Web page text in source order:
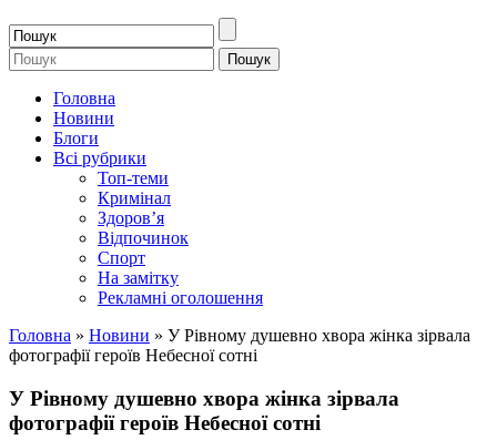
Головна
Новини
Блоги
Всі рубрики
Топ-теми
Кримінал
Здоров’я
Відпочинок
Спорт
На замітку
Рекламні оголошення
Головна » Новини » У Рівному душевно хвора жінка зірвала
фотографії героїв Небесної сотні
У Рівному душевно хвора жінка зірвала
фотографії героїв Небесної сотні